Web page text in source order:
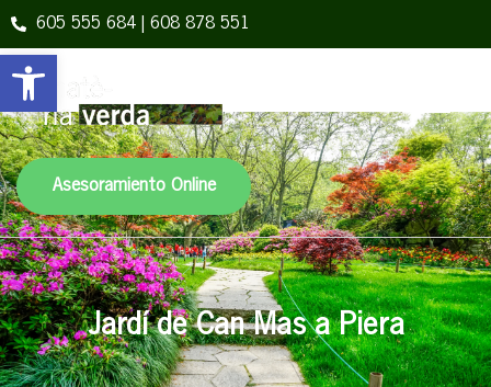
Obre la barra d'eines
605 555 684 | 608 878 551
Asesoramiento Online
Jardí de Can Mas a Piera